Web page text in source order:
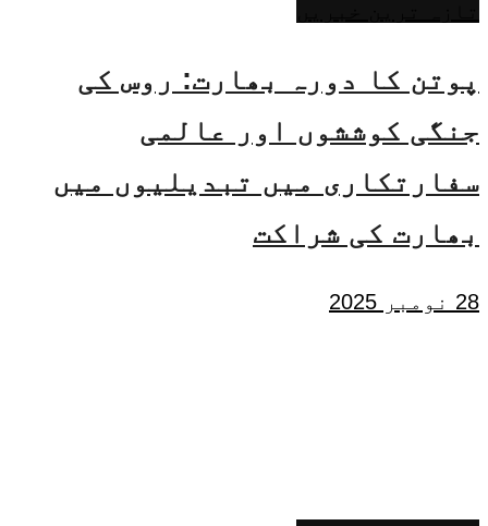
پوتن کا دورہ بھارت: روس کی
جنگی کوششوں اور عالمی
سفارتکاری میں تبدیلیوں میں
بھارت کی شراکت
28 نومبر 2025